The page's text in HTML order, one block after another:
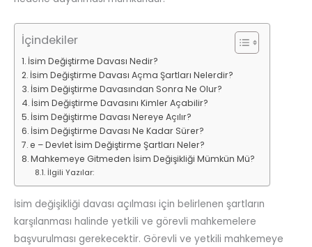
İçindekiler
İsim Değiştirme Davası Nedir?
İsim Değiştirme Davası Açma Şartları Nelerdir?
İsim Değiştirme Davasından Sonra Ne Olur?
İsim Değiştirme Davasını Kimler Açabilir?
İsim Değiştirme Davası Nereye Açılır?
İsim Değiştirme Davası Ne Kadar Sürer?
e – Devlet İsim Değiştirme Şartları Neler?
Mahkemeye Gitmeden İsim Değişikliği Mümkün Mü?
İlgili Yazılar:
İsim değişikliği davası açılması için belirlenen şartların
karşılanması halinde yetkili ve görevli mahkemelere
başvurulması gerekecektir. Görevli ve yetkili mahkemeye